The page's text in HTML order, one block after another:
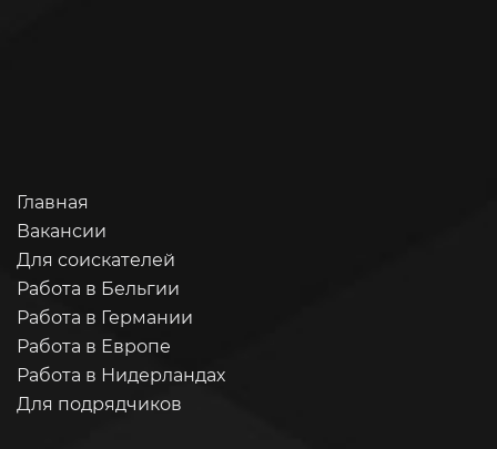
Главная
Вакансии
Для соискателей
Работа в Бельгии
Работа в Германии
Работа в Европе
Работа в Нидерландах
Для подрядчиков